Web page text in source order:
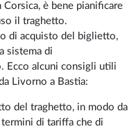
è bene pianificare
il traghetto.
di acquisto del biglietto,
sistema di
Ecco alcuni consigli utili
Livorno a Bastia:
del traghetto, in modo da
di tariffa che di